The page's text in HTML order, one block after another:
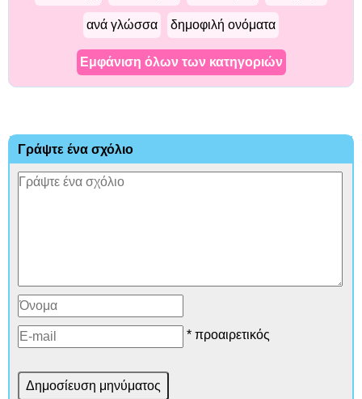
ανά γλώσσα δημοφιλή ονόματα
Εμφάνιση όλων των κατηγοριών
Γράψτε ένα σχόλιο
* προαιρετικός